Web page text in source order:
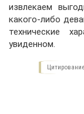
извлекаем
какого-либо
технические
увиденном.